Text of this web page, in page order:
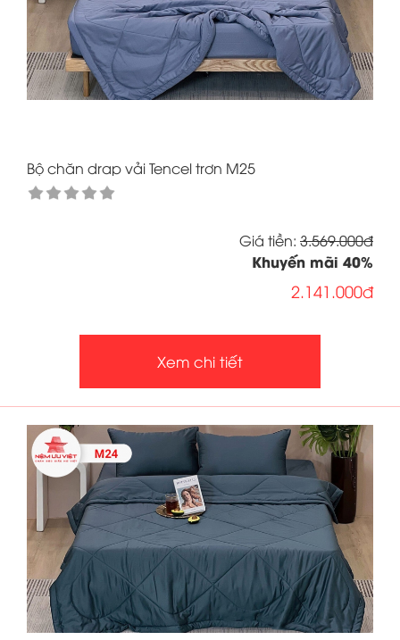
Bộ chăn drap vải Tencel trơn M25
Giá tiền: 3.569.000đ
Khuyến mãi 40%
2.141.000đ
Xem chi tiết